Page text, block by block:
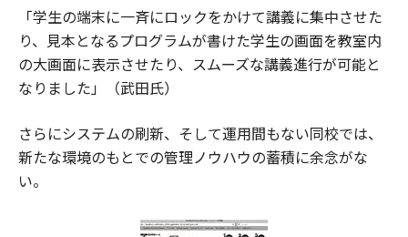
「学生の端末に一斉にロックをかけて講義に集中させた
り、見本となるプログラムが書けた学生の画面を教室内
の大画面に表示させたり、スムーズな講義進行が可能と
なりました」（武田氏）
さらにシステムの刷新、そして運用間もない同校では、
新たな環境のもとでの管理ノウハウの蓄積に余念がな
い。